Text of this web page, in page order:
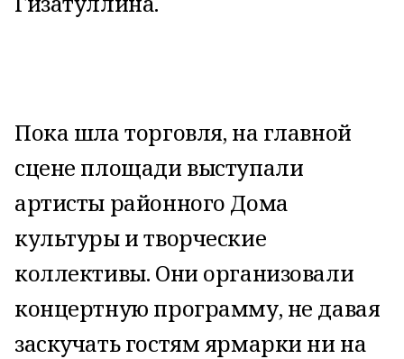
Пока шла торговля, на главной
сцене площади выступали
артисты районного Дома
культуры и творческие
коллективы. Они организовали
концертную программу, не давая
заскучать гостям ярмарки ни на